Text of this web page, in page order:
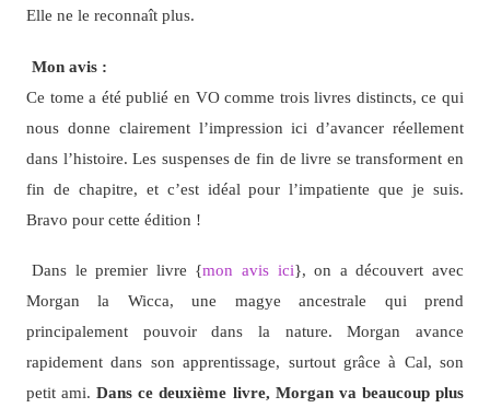
Elle ne le reconnaît plus.
Mon avis :
Ce tome a été publié en VO comme trois livres distincts, ce qui
nous donne clairement l’impression ici d’avancer réellement
dans l’histoire. Les suspenses de fin de livre se transforment en
fin de chapitre, et c’est idéal pour l’impatiente que je suis.
Bravo pour cette édition !
Dans le premier livre {mon avis ici}, on a découvert avec
Morgan la Wicca, une magye ancestrale qui prend
principalement pouvoir dans la nature. Morgan avance
rapidement dans son apprentissage, surtout grâce à Cal, son
petit ami.Dans ce deuxième livre, Morgan va beaucoup plus